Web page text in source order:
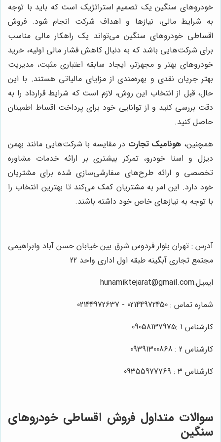
خودروهای سنگین یک تصمیم استراتژیک است که باید با توجه
به شرایط مالی، نیازها و اهداف شرکت انجام شود. فروش
اقساطی خودروهای سنگین می‌تواند یک راهکار مالی مناسب
برای شرکت‌هایی باشد که به دنبال کاهش فشار مالی اولیه، خرید
خودروهای بهتر و مجهزتر، ایجاد سابقه اعتباری مثبت، مدیریت
بهتر جریان نقدی و بهره‌مندی از مزایای مالیاتی هستند. با این
حال، قبل از انتخاب این روش، لازم است که شرایط قرارداد را به
دقت بررسی کنید و از توانایی خود برای پرداخت اقساط اطمینان
حاصل کنید.
همچنین، هونامیک تجارت در مقایسه با شرکت‌هایی مانند بهمن
دیزل و اسنا خودرو، تمرکز بیشتری بر ارائه خدمات مشاوره
تخصصی و ارائه طرح‌های سفارشی‌سازی شده برای مشتریان
خود دارد. این امر به مشتریان کمک می‌کند تا بهترین انتخاب را
با توجه به نیازهای خاص خود داشته باشند.
آدرس : تهران بلوار فردوس شرق بین خیابان حسن آباد وابراهیمی
مجتمع تجاری آبگینه طبقه اول اداری واحد 22
ایمیل:hunamiktejarat@gmail.com
شماره تماس : 02144972450 - 02144972637
کارشناس 1 :09058137975
کارشناس 2 : 09391300868
کارشناس 3 : 09355977769
سوالات متداول فروش اقساطی خودروهای
سنگین